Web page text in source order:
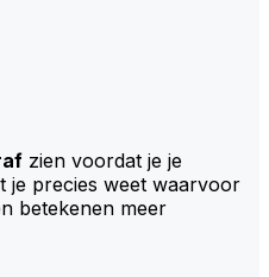
zien voordat je je
je precies weet waarvoor
betekenen meer